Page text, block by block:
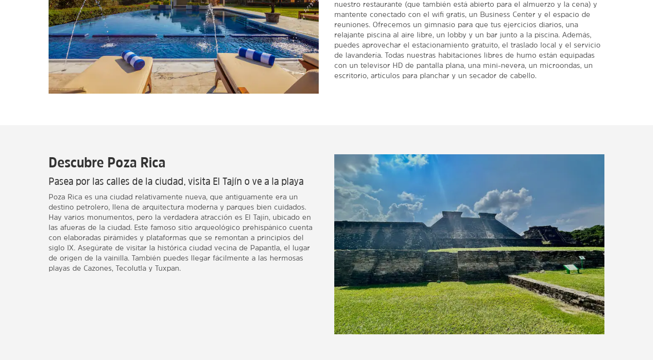
nuestro restaurante (que también está abierto para el almuerzo y la cena) y
mantente conectado con el wifi gratis, un Business Center y el espacio de
reuniones. Ofrecemos un gimnasio para que tus ejercicios diarios, una
relajante piscina al aire libre, un lobby y un bar junto a la piscina. Además,
puedes aprovechar el estacionamiento gratuito, el traslado local y el servicio
de lavandería. Todas nuestras habitaciones libres de humo están equipadas
con un televisor HD de pantalla plana, una mini-nevera, un microondas, un
escritorio, artículos para planchar y un secador de cabello.
Descubre Poza Rica
Pasea por las calles de la ciudad, visita El Tajín o ve a la playa
Poza Rica es una ciudad relativamente nueva, que antiguamente era un
destino petrolero, llena de arquitectura moderna y parques bien cuidados.
Hay varios monumentos, pero la verdadera atracción es El Tajín, ubicado en
las afueras de la ciudad. Este famoso sitio arqueológico prehispánico cuenta
con elaboradas pirámides y plataformas que se remontan a principios del
siglo IX. Asegúrate de visitar la histórica ciudad vecina de Papantla, el lugar
de origen de la vainilla. También puedes llegar fácilmente a las hermosas
playas de Cazones, Tecolutla y Tuxpan.